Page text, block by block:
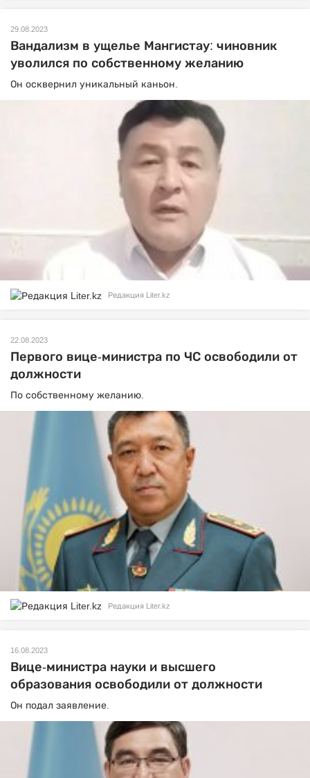
29.08.2023
Вандализм в ущелье Мангистау: чиновник
уволился по собственному желанию
Он осквернил уникальный каньон.
Редакция Liter.kz
22.08.2023
Первого вице-министра по ЧС освободили от
должности
По собственному желанию.
Редакция Liter.kz
16.08.2023
Вице-министра науки и высшего
образования освободили от должности
Он подал заявление.